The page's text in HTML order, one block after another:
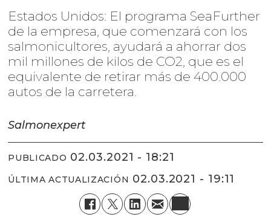
Estados Unidos: El programa SeaFurther
de la empresa, que comenzará con los
salmonicultores, ayudará a ahorrar dos
mil millones de kilos de CO2, que es el
equivalente de retirar más de 400.000
autos de la carretera.
Salmonexpert
PUBLICADO 02.03.2021 - 18:21
ÚLTIMA ACTUALIZACIÓN 02.03.2021 - 19:11